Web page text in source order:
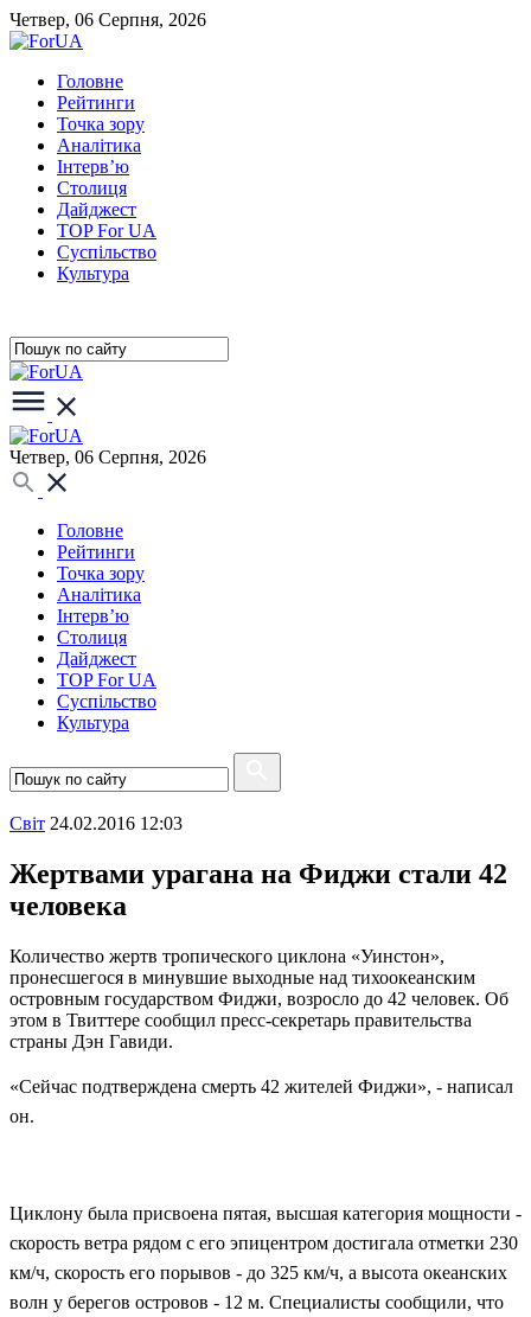
Четвер, 06 Серпня, 2026
Головне
Рейтинги
Точка зору
Аналітика
Інтерв’ю
Столиця
Дайджест
TOP For UA
Суспiльство
Культура
Четвер, 06 Серпня, 2026
Головне
Рейтинги
Точка зору
Аналітика
Інтерв’ю
Столиця
Дайджест
TOP For UA
Суспiльство
Культура
Свiт 24.02.2016 12:03
Жертвами урагана на Фиджи стали 42
человека
Количество жертв тропического циклона «Уинстон»,
пронесшегося в минувшие выходные над тихоокеанским
островным государством Фиджи, возросло до 42 человек. Об
этом в Твиттере сообщил пресс-секретарь правительства
страны Дэн Гавиди.
«Сейчас подтверждена смерть 42 жителей Фиджи», - написал
он.
Циклону была присвоена пятая, высшая категория мощности -
скорость ветра рядом с его эпицентром достигала отметки 230
км/ч, скорость его порывов - до 325 км/ч, а высота океанских
волн у берегов островов - 12 м. Специалисты сообщили, что